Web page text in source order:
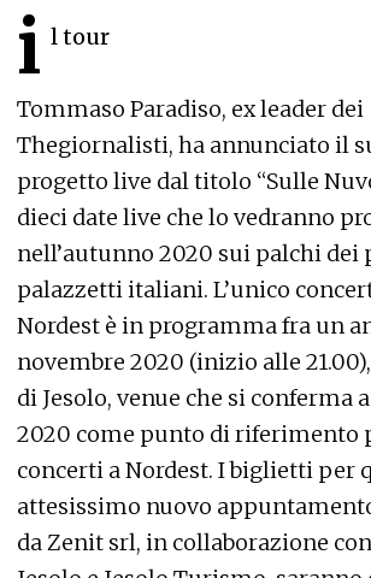
i l tour
Tommaso Paradiso, ex leader dei
Thegiornalisti, ha annunciato il
progetto live dal titolo “Sulle
dieci date live che lo vedranno
nell’autunno 2020 sui palchi dei
palazzetti italiani. L’unico
Nordest è in programma fra un
novembre 2020 (inizio alle
di Jesolo, venue che si conferma
2020 come punto di riferimento
concerti a Nordest. I biglietti per
attesissimo nuovo
da Zenit srl, in collaborazione